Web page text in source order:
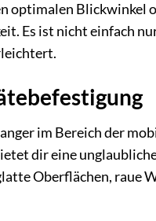
optimalen Blickwinkel
Es ist nicht einfach
im Bereich der
dir eine
Oberflächen, raue